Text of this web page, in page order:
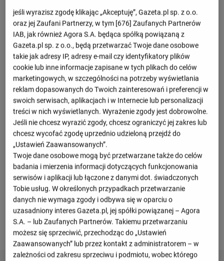
Portugalia 2 : 2
5 : 3 k.
Hiszpania
Zobacz więcej
Grupa 1
Pkt
1 Portugalia 6 14
2 Chorwacja
3 Szkocja 6 7
4 Polska 6
Zobacz więcej
jeśli wyrazisz zgodę klikając „Akceptuję”, Gazeta.pl sp. z o.o.
oraz jej Zaufani Partnerzy, w tym [676] Zaufanych Partnerów
IAB, jak również Agora S.A. będąca spółką powiązaną z
Gazeta.pl sp. z o.o., będą przetwarzać Twoje dane osobowe
takie jak adresy IP, adresy e-mail czy identyfikatory plików
cookie lub inne informacje zapisane w tych plikach do celów
marketingowych, w szczególności na potrzeby wyświetlania
reklam dopasowanych do Twoich zainteresowań i preferencji w
swoich serwisach, aplikacjach i w Internecie lub personalizacji
treści w nich wyświetlanych. Wyrażenie zgody jest dobrowolne.
Jeśli nie chcesz wyrazić zgody, chcesz ograniczyć jej zakres lub
chcesz wycofać zgodę uprzednio udzieloną przejdź do
„Ustawień Zaawansowanych”.
Twoje dane osobowe mogą być przetwarzane także do celów
badania i mierzenia informacji dotyczących funkcjonowania
serwisów i aplikacji lub łączone z danymi dot. świadczonych
Tobie usług. W określonych przypadkach przetwarzanie
danych nie wymaga zgody i odbywa się w oparciu o
uzasadniony interes Gazeta.pl, jej spółki powiązanej – Agora
S.A. – lub Zaufanych Partnerów. Takiemu przetwarzaniu
możesz się sprzeciwić, przechodząc do „Ustawień
Zaawansowanych” lub przez kontakt z administratorem – w
zależności od zakresu sprzeciwu i podmiotu, wobec którego